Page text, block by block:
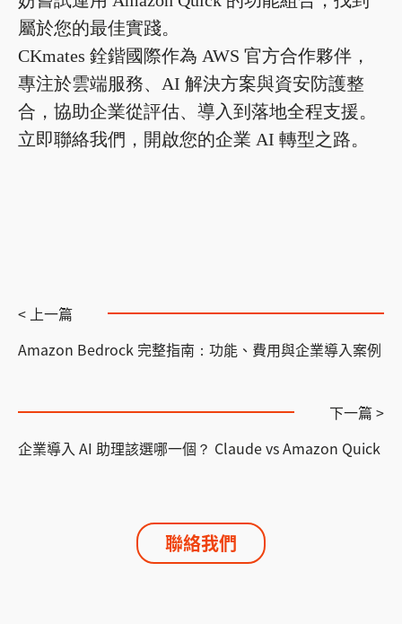
屬於您的最佳實踐。
CKmates 銓鍇國際作為 AWS 官方合作夥伴，
專注於雲端服務、AI 解決方案與資安防護整
合，協助企業從評估、導入到落地全程支援。
立即聯絡我們，開啟您的企業 AI 轉型之路。
< 上一篇
Amazon Bedrock 完整指南：功能、費用與企業導入案例
下一篇 >
企業導入 AI 助理該選哪一個？ Claude vs Amazon Quick
聯絡我們